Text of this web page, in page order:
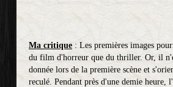
Ma critique : Les premières images
du film d'horreur que du thriller. Or, il
donnée lors de la première scène et
reculé. Pendant près d'une demie heure,